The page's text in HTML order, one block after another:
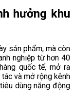
hưởng khu
sản phẩm, mà còn
nghiệp từ hơn 40
quốc tế, mở ra
và mở rộng kênh
dùng năng động